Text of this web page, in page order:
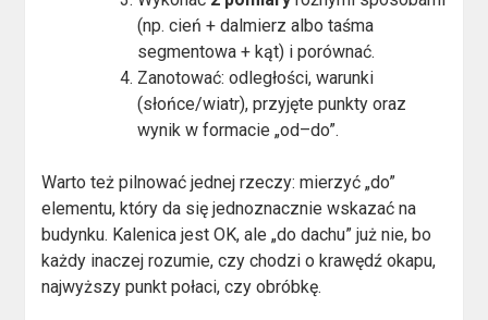
(np. cień + dalmierz albo taśma
segmentowa + kąt) i porównać.
Zanotować: odległości, warunki
(słońce/wiatr), przyjęte punkty oraz
wynik w formacie „od–do”.
Warto też pilnować jednej rzeczy: mierzyć „do”
elementu, który da się jednoznacznie wskazać na
budynku. Kalenica jest OK, ale „do dachu” już nie, bo
każdy inaczej rozumie, czy chodzi o krawędź okapu,
najwyższy punkt połaci, czy obróbkę.